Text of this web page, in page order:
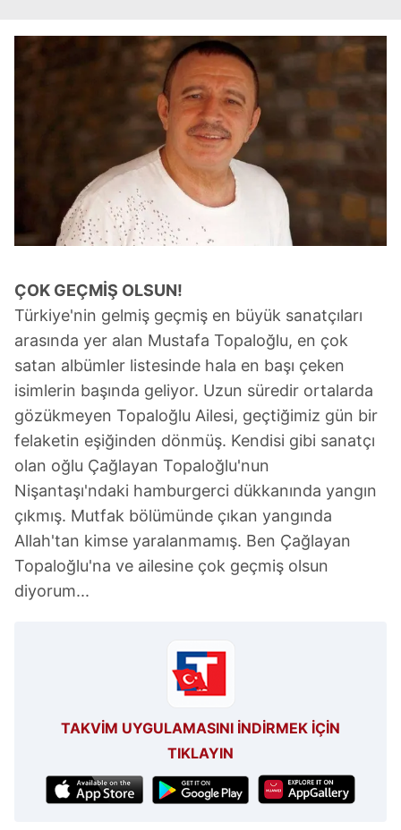
6698 sayılı Kişisel Verilerin Korunması Kanunu uyarınca
hazırlanmış Aydınlatma Metnimizi okumak ve sitemizde
ilgili mevzuata uygun olarak kullanılan çerezlerle ilgili bilgi
tıklayınız .
ÇOK GEÇMİŞ OLSUN!
Türkiye'nin gelmiş geçmiş en büyük sanatçıları
arasında yer alan Mustafa Topaloğlu, en çok
satan albümler listesinde hala en başı çeken
isimlerin başında geliyor. Uzun süredir ortalarda
gözükmeyen Topaloğlu Ailesi, geçtiğimiz gün bir
felaketin eşiğinden dönmüş. Kendisi gibi sanatçı
olan oğlu Çağlayan Topaloğlu'nun
Nişantaşı'ndaki hamburgerci dükkanında yangın
çıkmış. Mutfak bölümünde çıkan yangında
Allah'tan kimse yaralanmamış. Ben Çağlayan
Topaloğlu'na ve ailesine çok geçmiş olsun
diyorum...
TAKVİM UYGULAMASINI İNDİRMEK İÇİN
TIKLAYIN